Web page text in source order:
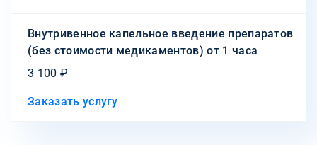
Внутривенное капельное введение препаратов
(без стоимости медикаментов) от 1 часа
3 100 ₽
Заказать услугу